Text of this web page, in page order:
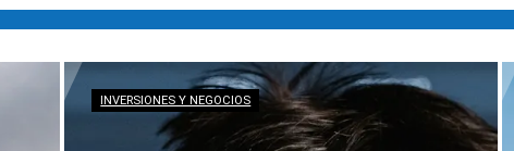
INVERSIONES Y NEGOCIOS